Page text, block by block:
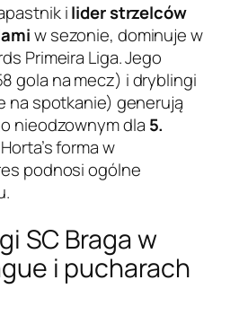
ilider strzelców
w sezonie, dominuje w
Primeira Liga. Jego
gola na mecz) i dryblingi
na spotkanie) generują
nieodzownym dla 5.
forma w
podnosi ogólne
SC Braga w
i pucharach